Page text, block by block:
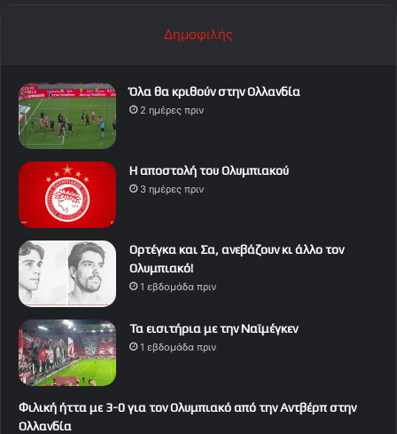
Δημοφιλής
Όλα θα κριθούν στην Ολλανδία
2 ημέρες πριν
Η αποστολή του Ολυμπιακού
3 ημέρες πριν
Ορτέγκα και Σα, ανεβάζουν κι άλλο τον
Ολυμπιακό!
1 εβδομάδα πριν
Τα εισιτήρια με την Ναϊμέγκεν
1 εβδομάδα πριν
Φιλική ήττα με 3-0 για τον Ολυμπιακό από την Αντβέρπ στην
Ολλανδία